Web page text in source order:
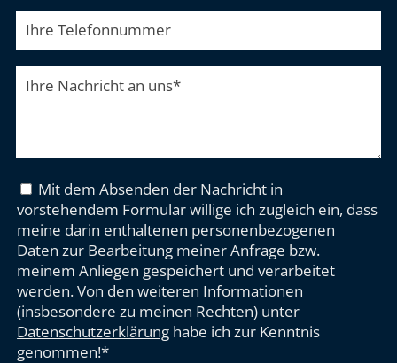
Ihre Telefonnummer
Ihre Nachricht an uns*
Mit dem Absenden der Nachricht in
vorstehendem Formular willige ich zugleich ein, dass
meine darin enthaltenen personenbezogenen
Daten zur Bearbeitung meiner Anfrage bzw.
meinem Anliegen gespeichert und verarbeitet
werden. Von den weiteren Informationen
(insbesondere zu meinen Rechten) unter
Datenschutzerklärung habe ich zur Kenntnis
genommen!*